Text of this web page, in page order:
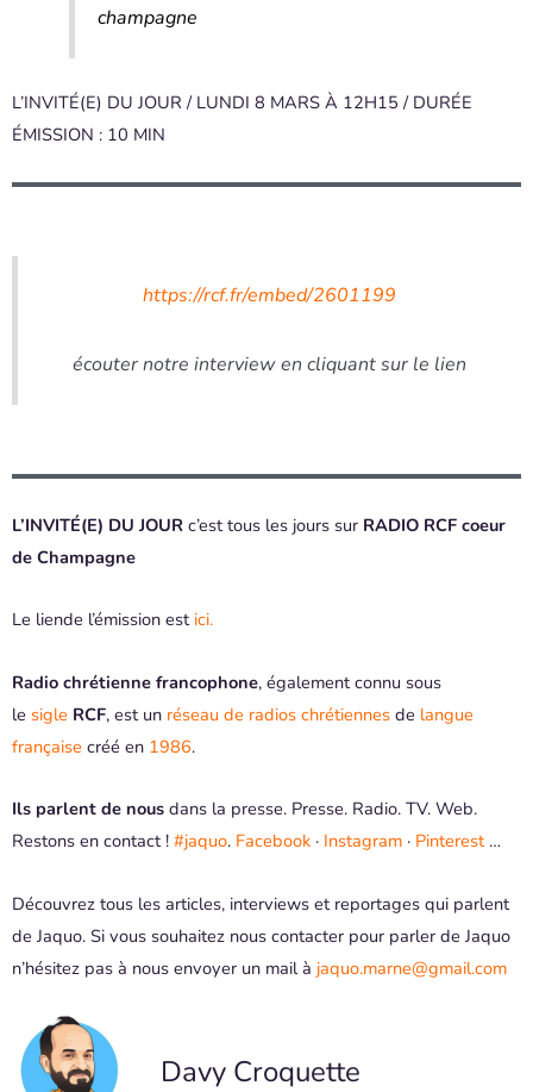
champagne
L’INVITÉ(E) DU JOUR / LUNDI 8 MARS À 12H15 / DURÉE
ÉMISSION : 10 MIN
https://rcf.fr/embed/2601199
écouter notre interview en cliquant sur le lien
L’INVITÉ(E) DU JOUR c’est tous les jours sur RADIO RCF coeur
de Champagne
Le liende l’émission est ici.
Radio chrétienne francophone, également connu sous
le sigle RCF, est un réseau de radios chrétiennes de langue
française créé en 1986.
Ils parlent de nous dans la presse. Presse. Radio. TV. Web.
Restons en contact ! #jaquo. Facebook · Instagram · Pinterest…
Découvrez tous les articles, interviews et reportages qui parlent
de Jaquo. Si vous souhaitez nous contacter pour parler de Jaquo
n’hésitez pas à nous envoyer un mail à jaquo.marne@gmail.com
Davy Croquette